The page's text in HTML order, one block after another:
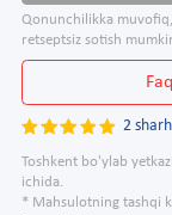
Qonunchilikka
retseptsiz sotish
2
Toshkent bo'ylab
ichida.
* Mahsulotning tashqi